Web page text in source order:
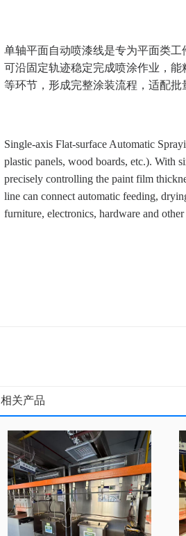
单轴平面自动喷漆线是专为平面类
可沿固定轨迹稳定完成喷涂作业，
等环节，形成完整涂装流程，适配
Single-axis Flat-surface Automatic
plastic panels, wood boards, etc.). With
precisely controlling the paint film
line can connect automatic feeding,
furniture, electronics, hardware and
相关产品